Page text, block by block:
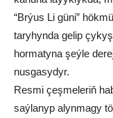
“Brýus Li güni”
taryhynda gelip
hormatyna şeýle
nusgasydyr.
Resmi çeşmeleriň
saýlanyp alynmagy